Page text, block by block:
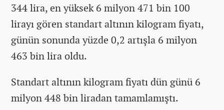
344 lira, en yüksek 6 milyon 471 bin 100
lirayı gören standart altının kilogram fiyatı,
günün sonunda yüzde 0,2 artışla 6 milyon
463 bin lira oldu.
Standart altının kilogram fiyatı dün günü 6
milyon 448 bin liradan tamamlamıştı.